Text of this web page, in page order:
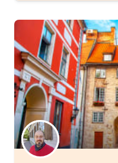
Favori yerel